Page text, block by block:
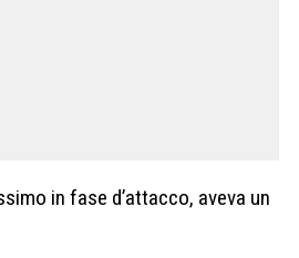
in fase d’attacco, aveva un